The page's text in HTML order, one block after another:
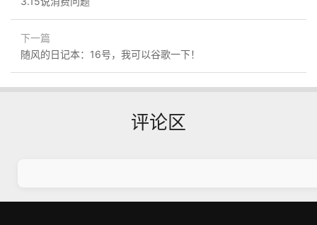
下一篇
随风的日记本：16号，我可以谷歌一下！
评论区